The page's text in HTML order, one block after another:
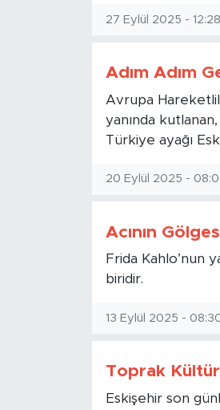
27 Eylül 2025 - 12:28
Adım Adım
Avrupa
yanında
Türkiye ayağı
20 Eylül 2025 -
Acının
Frida Kahlo’nun
biridir.
13 Eylül 2025 -
Toprak
Eskişehir son